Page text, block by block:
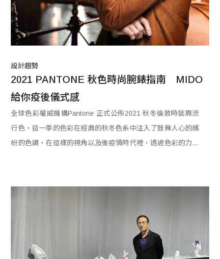
設計趨勢
2021 PANTONE 秋色時尚腕錶指南　MIDO
給你疫後儀式感
全球色彩權威機構Pantone 正式公佈2021 秋冬倫敦時裝周流
行色，這一季的色彩在經典的秋冬色系中注入了鼓舞人心的繽
紛的色調，在這樣的視角以及後疫情時代裡，透過色彩的力量
感滿滿。